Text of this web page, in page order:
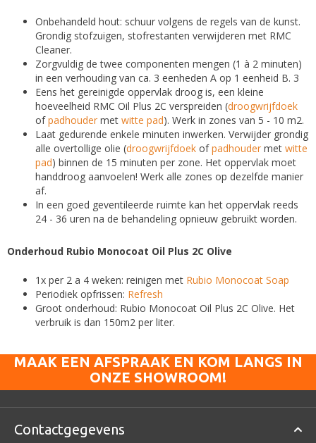
Onbehandeld hout: schuur volgens de regels van de kunst.
Grondig stofzuigen, stofrestanten verwijderen met RMC
Cleaner.
Zorgvuldig de twee componenten mengen (1 à 2 minuten)
in een verhouding van ca. 3 eenheden A op 1 eenheid B. 3
Eens het gereinigde oppervlak droog is, een kleine
hoeveelheid RMC Oil Plus 2C verspreiden (droogwrijfdoek
ofpadhouder met witte pad). Werk in zones van 5 - 10 m2.
Laat gedurende enkele minuten inwerken. Verwijder grondig
alle overtollige olie (droogwrijfdoek ofpadhouder met witte
pad) binnen de 15 minuten per zone. Het oppervlak moet
handdroog aanvoelen! Werk alle zones op dezelfde manier
af.
In een goed geventileerde ruimte kan het oppervlak reeds
24 - 36 uren na de behandeling opnieuw gebruikt worden.
Onderhoud Rubio Monocoat Oil Plus 2C Olive
1x per 2 a 4 weken: reinigen met Rubio Monocoat Soap
Periodiek opfrissen: Refresh
Groot onderhoud: Rubio Monocoat Oil Plus 2C Olive. Het
verbruik is dan 150m2 per liter.
MAAK EEN AFSPRAAK EN KOM LANGS IN
ONZE SHOWROOM!
Contactgegevens